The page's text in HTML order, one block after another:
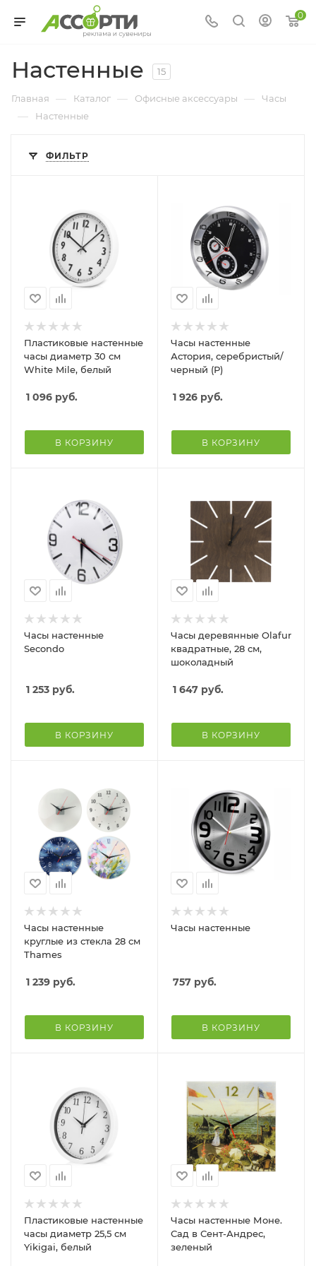
0
Настенные 15
Главная — Каталог — Офисные аксессуары — Часы
— Настенные
ФИЛЬТР
Пластиковые настенные
часы диаметр 30 см
White Mile, белый
1 096 руб.
В КОРЗИНУ
Часы настенные
Астория, серебристый/
черный (Р)
1 926 руб.
В КОРЗИНУ
Часы настенные
Secondo
1 253 руб.
В КОРЗИНУ
Часы деревянные Olafur
квадратные, 28 см,
шоколадный
1 647 руб.
В КОРЗИНУ
Часы настенные
круглые из стекла 28 см
Thames
1 239 руб.
В КОРЗИНУ
Часы настенные
757 руб.
В КОРЗИНУ
Пластиковые настенные
часы диаметр 25,5 см
Yikigai, белый
Часы настенные Моне.
Сад в Сент-Андрес,
зеленый